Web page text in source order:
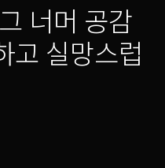
너머 공감
고 실망스럽